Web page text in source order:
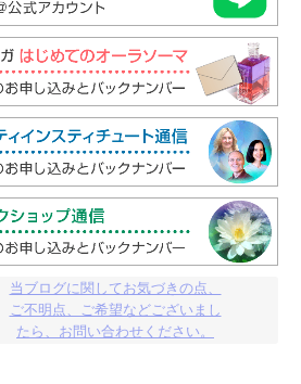
当ブログに関してお気づきの点、
ご不明点、ご希望などございまし
たら、お問い合わせください。